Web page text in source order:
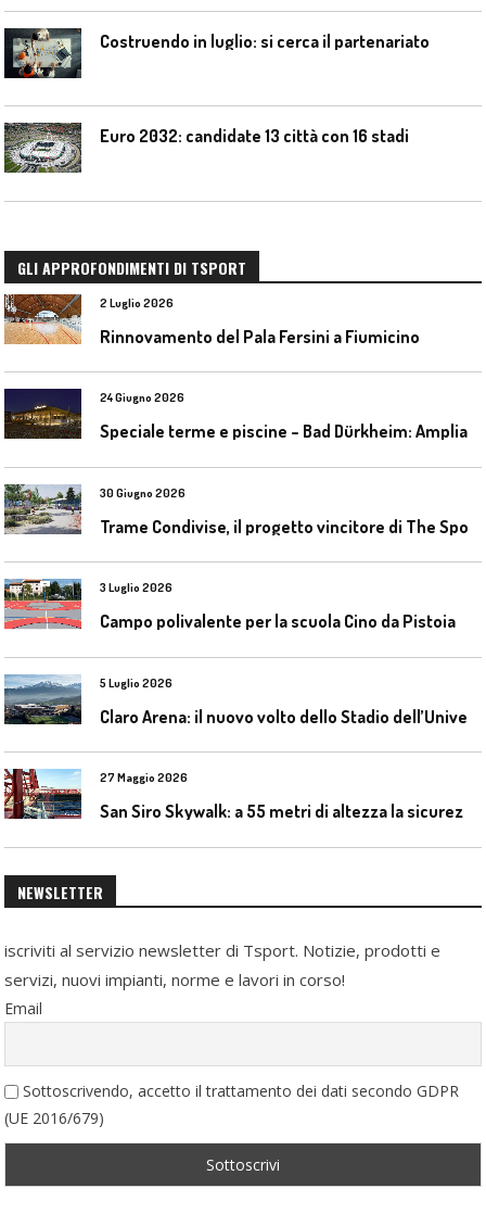
Costruendo in luglio: si cerca il partenariato
Euro 2032: candidate 13 città con 16 stadi
GLI APPROFONDIMENTI DI TSPORT
2 Luglio 2026
Rinnovamento del Pala Fersini a Fiumicino
24 Giugno 2026
30 Giugno 2026
3 Luglio 2026
Campo polivalente per la scuola Cino da Pistoia
5 Luglio 2026
27 Maggio 2026
NEWSLETTER
iscriviti al servizio newsletter di Tsport. Notizie, prodotti e
servizi, nuovi impianti, norme e lavori in corso!
Email
Sottoscrivendo, accetto il trattamento dei dati secondo GDPR
(UE 2016/679)